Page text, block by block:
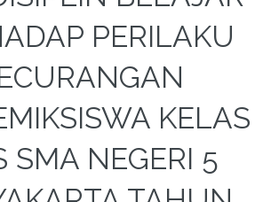
PERILAKU
KELAS
SMA NEGERI 5